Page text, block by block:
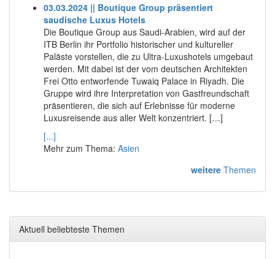
03.03.2024 || Boutique Group präsentiert
saudische Luxus Hotels
Die Boutique Group aus Saudi-Arabien, wird auf der
ITB Berlin ihr Portfolio historischer und kultureller
Paläste vorstellen, die zu Ultra-Luxushotels umgebaut
werden. Mit dabei ist der vom deutschen Architekten
Frei Otto entworfende Tuwaiq Palace in Riyadh. Die
Gruppe wird ihre Interpretation von Gastfreundschaft
präsentieren, die sich auf Erlebnisse für moderne
Luxusreisende aus aller Welt konzentriert. […]
[...]
Mehr zum Thema: Asien
weitere Themen
Aktuell beliebteste Themen